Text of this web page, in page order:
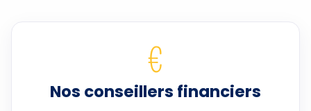
€
Nos conseillers financiers